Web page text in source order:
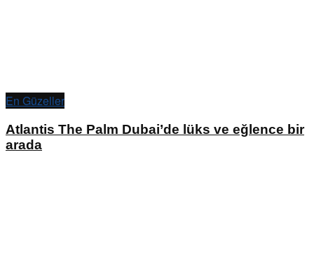
En Güzeller
Atlantis The Palm Dubai’de lüks ve eğlence bir
arada